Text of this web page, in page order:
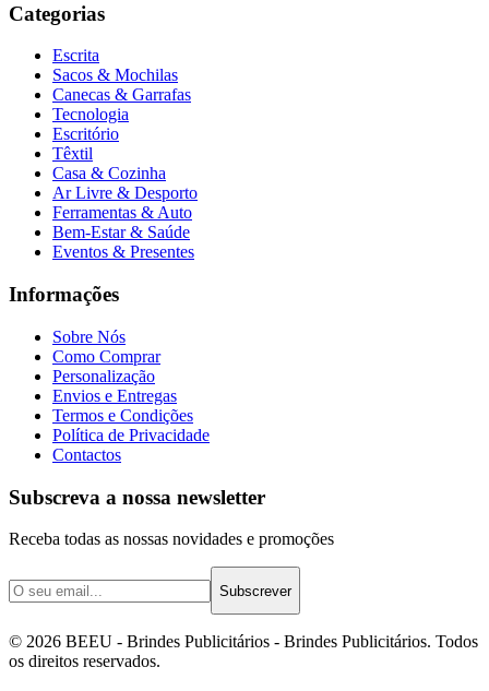
Categorias
Escrita
Sacos & Mochilas
Canecas & Garrafas
Tecnologia
Escritório
Têxtil
Casa & Cozinha
Ar Livre & Desporto
Ferramentas & Auto
Bem-Estar & Saúde
Eventos & Presentes
Informações
Sobre Nós
Como Comprar
Personalização
Envios e Entregas
Termos e Condições
Política de Privacidade
Contactos
Subscreva a nossa newsletter
Receba todas as nossas novidades e promoções
Subscrever
© 2026 BEEU - Brindes Publicitários - Brindes Publicitários. Todos
os direitos reservados.